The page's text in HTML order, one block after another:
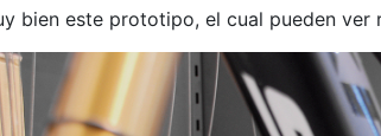
bien este prototipo, el cual pueden